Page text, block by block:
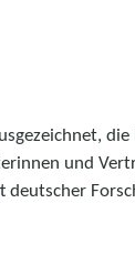
und